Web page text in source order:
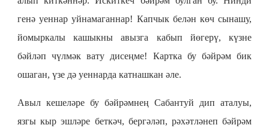
генә уеннар уйнамаганнар! Капчык белән көч сынашу,
йомыркалы кашыкны авызга кабып йөгерү, күзне
бәйләп чүлмәк вату дисеңме! Картка бу бәйрәм бик
ошаган, үзе дә уеннарда катнашкан әле.
Авыл кешеләре бу бәйрәмнең Сабантуй дип аталуы,
язгы кыр эшләре беткәч, бергәләп, рәхәтләнеп бәйрәм